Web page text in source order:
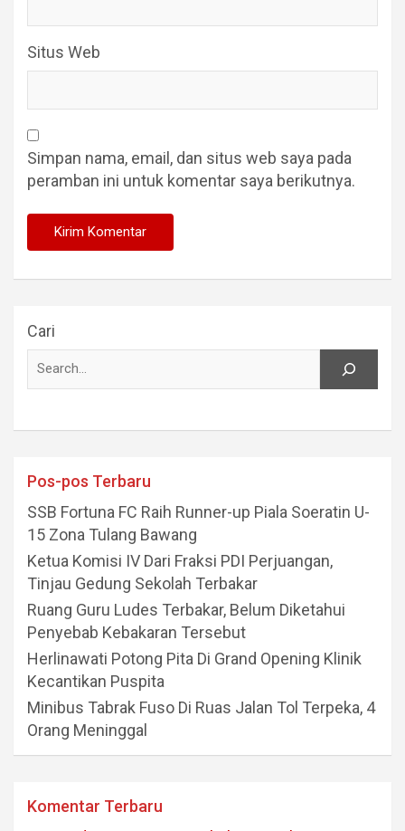
Situs Web
Simpan nama, email, dan situs web saya pada
peramban ini untuk komentar saya berikutnya.
Cari
Pos-pos Terbaru
SSB Fortuna FC Raih Runner-up Piala Soeratin U-
15 Zona Tulang Bawang
Ketua Komisi IV Dari Fraksi PDI Perjuangan,
Tinjau Gedung Sekolah Terbakar
Ruang Guru Ludes Terbakar, Belum Diketahui
Penyebab Kebakaran Tersebut
Herlinawati Potong Pita Di Grand Opening Klinik
Kecantikan Puspita
Minibus Tabrak Fuso Di Ruas Jalan Tol Terpeka, 4
Orang Meninggal
Komentar Terbaru